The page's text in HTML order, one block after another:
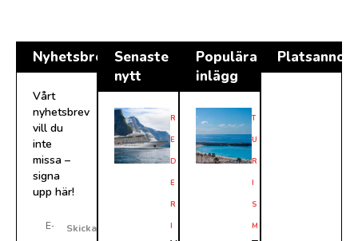
Nyhetsbrev
Vårt
nyhetsbrev
vill du
inte
missa –
signa
upp här!
Skicka
Senaste
nytt
R
E
D
E
R
I
Populära
inlägg
T
U
R
I
S
M